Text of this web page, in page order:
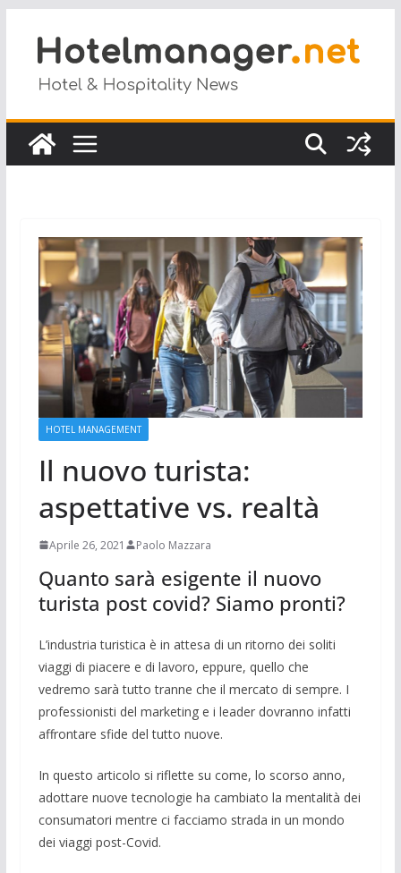
HOTEL MANAGEMENT
Il nuovo turista:
aspettative vs. realtà
Aprile 26, 2021 Paolo Mazzara
Quanto sarà esigente il nuovo
turista post covid? Siamo pronti?
L’industria turistica è in attesa di un ritorno dei soliti
viaggi di piacere e di lavoro, eppure, quello che
vedremo sarà tutto tranne che il mercato di sempre. I
professionisti del marketing e i leader dovranno infatti
affrontare sfide del tutto nuove.
In questo articolo si riflette su come, lo scorso anno,
adottare nuove tecnologie ha cambiato la mentalità dei
consumatori mentre ci facciamo strada in un mondo
dei viaggi post-Covid.